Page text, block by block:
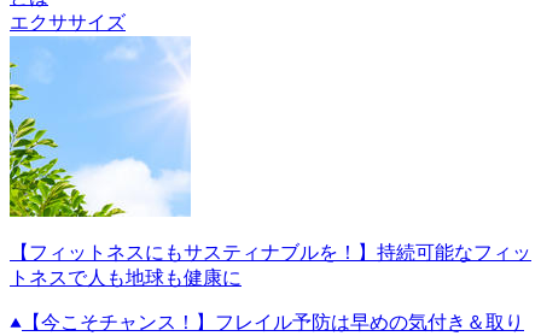
エクササイズ
【フィットネスにもサスティナブルを！】持続可能なフィッ
トネスで人も地球も健康に
【今こそチャンス！】フレイル予防は早めの気付き＆取り